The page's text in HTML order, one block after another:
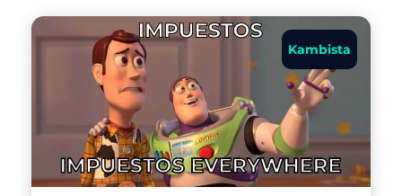
Kambista